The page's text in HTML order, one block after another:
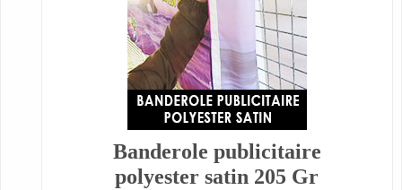
Banderole publicitaire
polyester satin 205 Gr